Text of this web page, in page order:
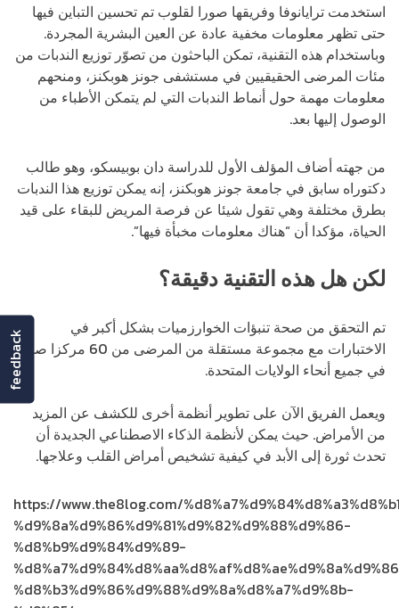
استخدمت ترايانوفا وفريقها صورا لقلوب تم تحسين التباين فيها
حتى تظهر معلومات مخفية عادة عن العين البشرية المجردة.
وباستخدام هذه التقنية، تمكن الباحثون من تصوّر توزيع الندبات من
مئات المرضى الحقيقيين في مستشفى جونز هوبكنز، ومنحهم
معلومات مهمة حول أنماط الندبات التي لم يتمكن الأطباء من
الوصول إليها بعد.
من جهته أضاف المؤلف الأول للدراسة دان بوبيسكو، وهو طالب
دكتوراه سابق في جامعة جونز هوبكنز، إنه يمكن توزيع هذا الندبات
بطرق مختلفة وهي تقول شيئا عن فرصة المريض للبقاء على قيد
الحياة، مؤكدا أن “هناك معلومات مخبأة فيها”.
لكن هل هذه التقنية دقيقة؟
تم التحقق من صحة تنبؤات الخوارزميات بشكل أكبر في
الاختبارات مع مجموعة مستقلة من المرضى من 60 مركزا صحيا
في جميع أنحاء الولايات المتحدة.
ويعمل الفريق الآن على تطوير أنظمة أخرى للكشف عن المزيد
من الأمراض. حيث يمكن لأنظمة الذكاء الاصطناعي الجديدة أن
تحدث ثورة إلى الأبد في كيفية تشخيص أمراض القلب وعلاجها.
https://www.the8log.com/
%d9%8a%d9%86%d9%81%d9%82%d9%88%d9%86-
%d8%b9%d9%84%d9%89-
%d8%b3%d9%86%d9%88%d9%8a%d8%a7%d9%8b-
feedback